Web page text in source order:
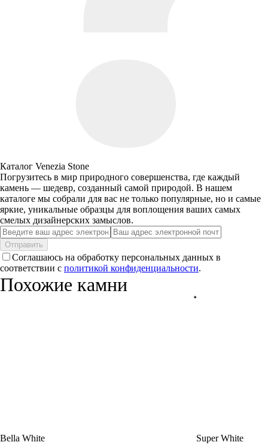
Каталог Venezia Stone
Погрузитесь в мир природного совершенства, где каждый
камень — шедевр, созданный самой природой. В нашем
каталоге мы собрали для вас не только популярные, но и самые
яркие, уникальные образцы для воплощения ваших самых
смелых дизайнерских замыслов.
Отправить
Соглашаюсь на обработку персональных данных в
соответствии с политикой конфиденциальности.
Похожие камни
Bella White
Super White